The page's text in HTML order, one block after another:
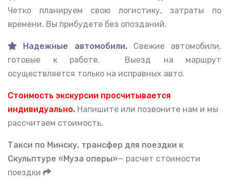
Четко планируем свою логистику, затраты по
времени. Вы прибудете без опозданий.
Надежные автомобили. Свежие автомобили,
готовые к работе. Выезд на маршрут
осуществляется только на исправных авто.
Стоимость экскурсии просчитывается
индивидуально. Напишите или позвоните нам и мы
рассчитаем стоимость.
Такси по Минску, трансфер для поездки к
Скульптуре «Муза оперы»— расчет стоимости
поездки